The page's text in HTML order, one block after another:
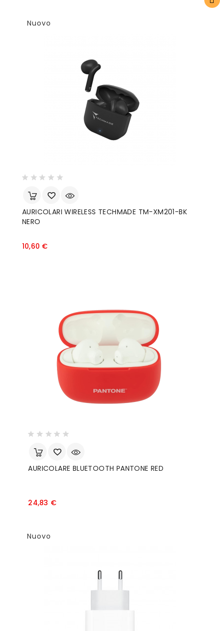
Nuovo
AURICOLARI WIRELESS TECHMADE TM-XM201-BK
NERO
10,60 €Prezzo
AURICOLARE BLUETOOTH PANTONE RED
24,83 €Prezzo
Nuovo